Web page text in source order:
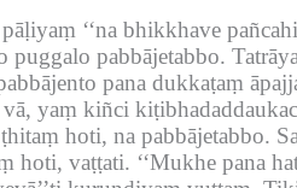
‘‘na bhikkhave
puggalo pabbājetabbo.
pana dukkaṭaṃ
yaṃ kiñci
hoti, na pabbājetabbo.
hoti, vaṭṭati. ‘‘Mukhe pana